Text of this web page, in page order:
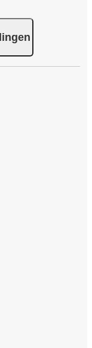
ben je zeker
vervoer van
inbegrepen.
klikken is
van of naar
beveiligde
de bus en in